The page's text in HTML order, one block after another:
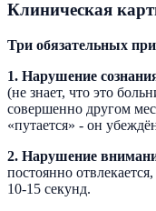
Клиническая
Три обязательных
1. Нарушение
(не знает, что это
совершенно другом
«путается» - он
2. Нарушение
постоянно
10-15 секунд.